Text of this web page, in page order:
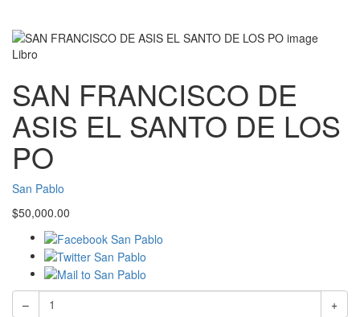
Libro
SAN FRANCISCO DE
ASIS EL SANTO DE LOS
PO
San Pablo
$50,000.00
–
+